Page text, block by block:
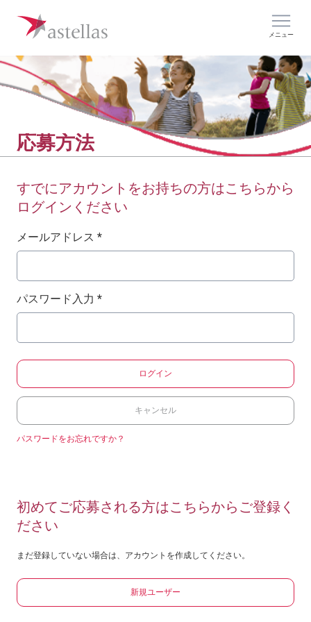
メニュー
応募方法
すでにアカウントをお持ちの方はこちらから
ログインください
ログイン：ユーザー名とパスワード
メールアドレス *
パスワード入力 *
ログイン
キャンセル
パスワードをお忘れですか？
初めてご応募される方はこちらからご登録く
ださい
まだ登録していない場合は、アカウントを作成してください。
新規ユーザー